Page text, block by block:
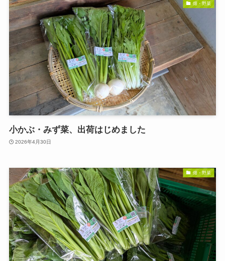
畑・野菜
小かぶ・みず菜、出荷はじめました
2026年4月30日
畑・野菜